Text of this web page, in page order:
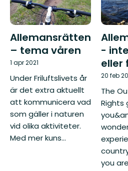
Allemansrätten
– tema våren
1 apr 2021
Under Friluftslivets år
är det extra aktuellt
att kommunicera vad
som gäller i naturen
vid olika aktiviteter.
Med mer kuns...
-
eller
20 feb
The
Rights
you